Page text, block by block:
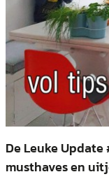
De Leuke
musthaves en